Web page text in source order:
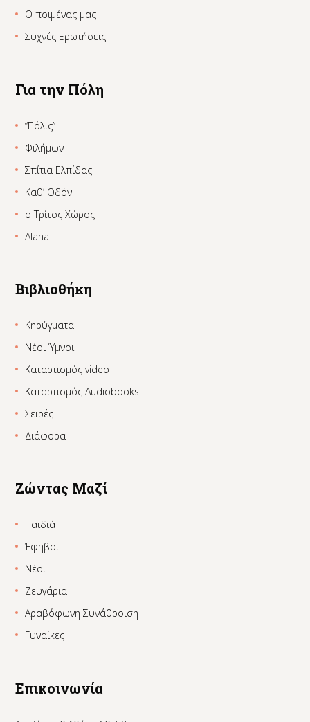
Ο ποιμένας μας
Συχνές Ερωτήσεις
Για την Πόλη
“Πόλις”
Φιλήμων
Σπίτια Ελπίδας
Καθ’ Οδόν
ο Τρίτος Χώρος
Alana
Βιβλιοθήκη
Κηρύγματα
Νέοι Ύμνοι
Καταρτισμός video
Καταρτισμός Audiobooks
Σειρές
Διάφορα
Ζώντας Μαζί
Παιδιά
Έφηβοι
Νέοι
Ζευγάρια
Αραβόφωνη Συνάθροιση
Γυναίκες
Επικοινωνία